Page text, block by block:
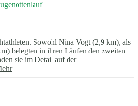
Sowohl Nina Vogt (2,9 km), als
belegten in ihren Läufen den zweiten
sie im Detail auf der